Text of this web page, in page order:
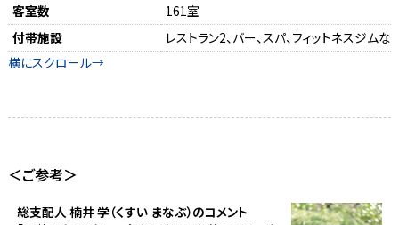
客室数
161室
付帯施設
レストラン2、バー、スパ、フィットネスジムな
＜ご参考＞
総支配人 楠井 学（くすい まなぶ）のコメント